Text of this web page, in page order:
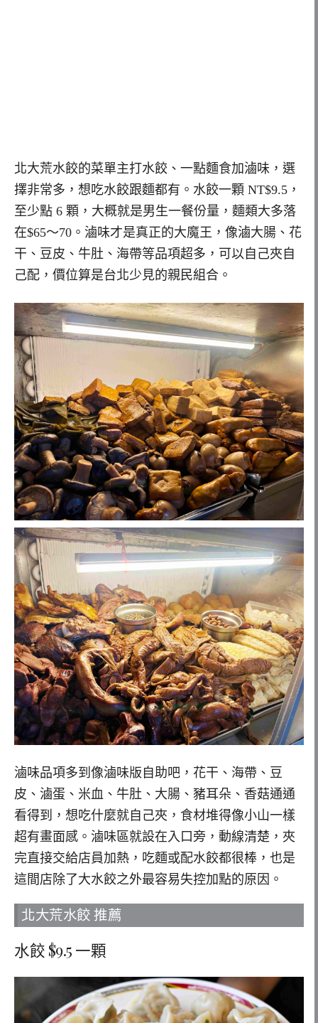
北大荒水餃的菜單主打水餃、一點麵食加滷味，選
擇非常多，想吃水餃跟麵都有。水餃一顆 NT$9.5，
至少點 6 顆，大概就是男生一餐份量，麵類大多落
在$65～70。滷味才是真正的大魔王，像滷大腸、花
干、豆皮、牛肚、海帶等品項超多，可以自己夾自
己配，價位算是台北少見的親民組合。
滷味品項多到像滷味版自助吧，花干、海帶、豆
皮、滷蛋、米血、牛肚、大腸、豬耳朵、香菇通通
看得到，想吃什麼就自己夾，食材堆得像小山一樣
超有畫面感。滷味區就設在入口旁，動線清楚，夾
完直接交給店員加熱，吃麵或配水餃都很棒，也是
這間店除了大水餃之外最容易失控加點的原因。
北大荒水餃 推薦
水餃 $9.5 一顆